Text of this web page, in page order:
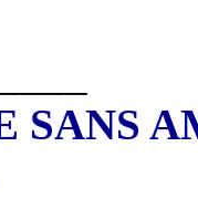
SANS